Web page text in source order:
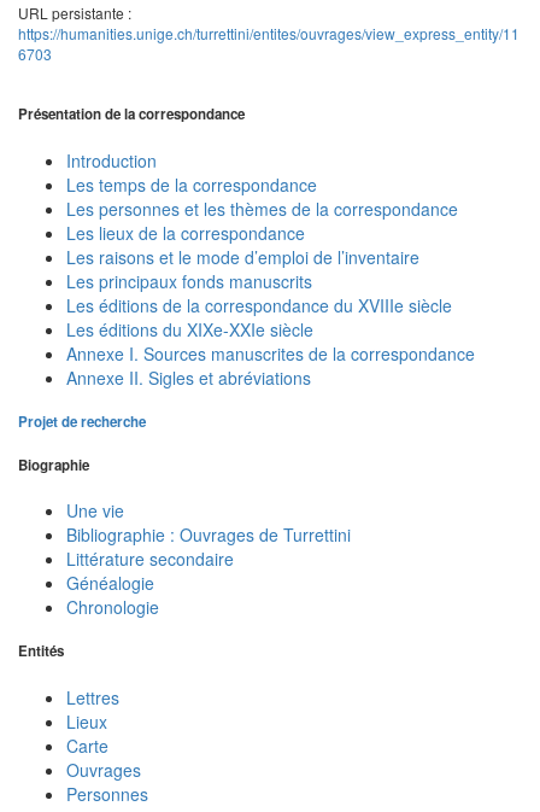
URL persistante :
https://humanities.unige.ch/turrettini/entites/ouvrages/view_express_entity/11
6703
Présentation de la correspondance
Introduction
Les temps de la correspondance
Les personnes et les thèmes de la correspondance
Les lieux de la correspondance
Les raisons et le mode d’emploi de l’inventaire
Les principaux fonds manuscrits
Les éditions de la correspondance du XVIIIe siècle
Les éditions du XIXe-XXIe siècle
Annexe I. Sources manuscrites de la correspondance
Annexe II. Sigles et abréviations
Projet de recherche
Biographie
Une vie
Bibliographie : Ouvrages de Turrettini
Littérature secondaire
Généalogie
Chronologie
Entités
Lettres
Lieux
Carte
Ouvrages
Personnes